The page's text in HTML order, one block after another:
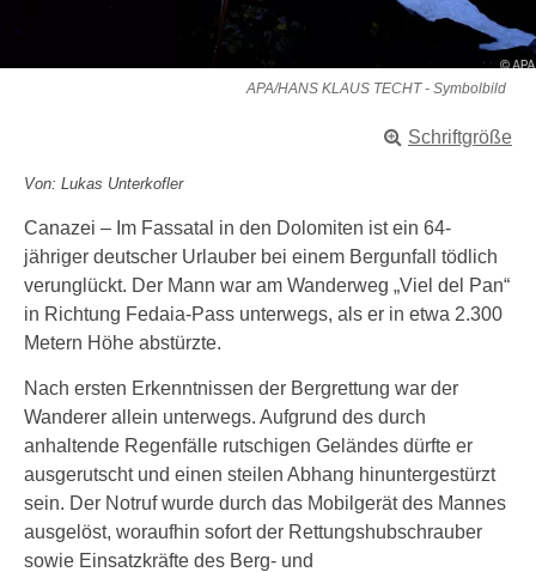
APA/HANS KLAUS TECHT - Symbolbild
Schriftgröße
Von: Lukas Unterkofler
Canazei – Im Fassatal in den Dolomiten ist ein 64-
jähriger deutscher Urlauber bei einem Bergunfall tödlich
verunglückt. Der Mann war am Wanderweg „Viel del Pan“
in Richtung Fedaia-Pass unterwegs, als er in etwa 2.300
Metern Höhe abstürzte.
Nach ersten Erkenntnissen der Bergrettung war der
Wanderer allein unterwegs. Aufgrund des durch
anhaltende Regenfälle rutschigen Geländes dürfte er
ausgerutscht und einen steilen Abhang hinuntergestürzt
sein. Der Notruf wurde durch das Mobilgerät des Mannes
ausgelöst, woraufhin sofort der Rettungshubschrauber
sowie Einsatzkräfte des Berg- und